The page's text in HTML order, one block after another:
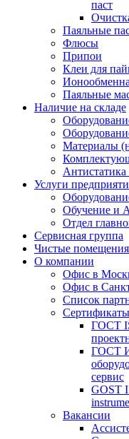
паст
Паяльные
Флюсы
Припои
Клеи для
Паяльные
Наличие на складе
Материалы
Антистатика
Услуги
Обучение и
Отдел
Сервисная группа
Чистые помещения
О компании
Офис в
Офис в
Список
Сертификаты
ГОСТ
ГОСТ
сервис
GOST
Вакансии